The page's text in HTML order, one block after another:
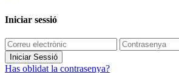
Iniciar sessió
Iniciar Sessió
Has oblidat la contrasenya?